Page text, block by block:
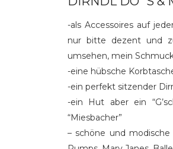
-als Accessoires auf
nur bitte dezent und
umsehen, mein
-eine hübsche
-ein perfekt sitzender
-ein Hut aber ein
“Miesbacher”
– schöne und